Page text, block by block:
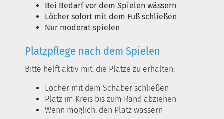
Bei Bedarf vor dem Spielen wässern
Löcher sofort mit dem Fuß schließen
Nur moderat spielen
Platzpflege nach dem Spielen
Bitte helft aktiv mit, die Plätze zu erhalten:
Löcher mit dem Schaber schließen
Platz im Kreis bis zum Rand abziehen
Wenn möglich, den Platz wässern